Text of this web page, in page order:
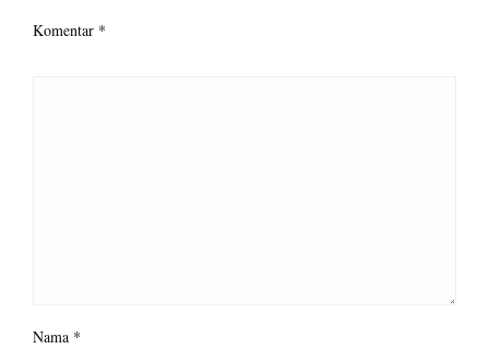
Komentar *
Nama *